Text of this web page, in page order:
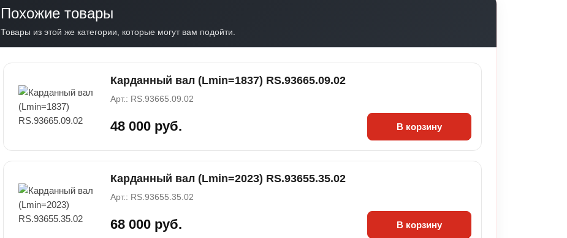
Похожие товары
Товары из этой же категории, которые могут вам подойти.
Карданный вал (Lmin=1837) RS.93665.09.02
Арт.: RS.93665.09.02
48 000 руб. В корзину
Карданный вал (Lmin=2023) RS.93655.35.02
Арт.: RS.93655.35.02
68 000 руб. В корзину